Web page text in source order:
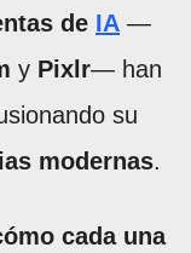
de IA —
y Pixlr— han
su
modernas.
cada una